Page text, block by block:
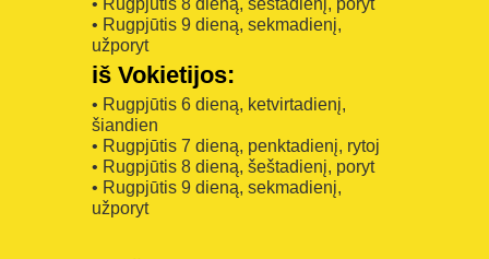
• Rugpjūtis 9 dieną, sekmadienį,
užporyt
iš Vokietijos:
• Rugpjūtis 6 dieną, ketvirtadienį,
šiandien
• Rugpjūtis 7 dieną, penktadienį, rytoj
• Rugpjūtis 8 dieną, šeštadienį, poryt
• Rugpjūtis 9 dieną, sekmadienį,
užporyt